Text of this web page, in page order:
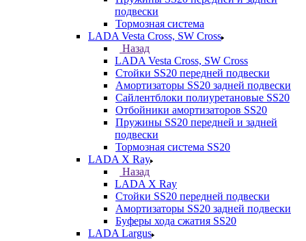
подвески
Тормозная система
LADA Vesta Cross, SW Cross
Назад
LADA Vesta Cross, SW Cross
Стойки SS20 передней подвески
Амортизаторы SS20 задней подвески
Сайлентблоки полиуретановые SS20
Отбойники амортизаторов SS20
Пружины SS20 передней и задней
подвески
Тормозная система SS20
LADA X Ray
Назад
LADA X Ray
Стойки SS20 передней подвески
Амортизаторы SS20 задней подвески
Буферы хода сжатия SS20
LADA Largus